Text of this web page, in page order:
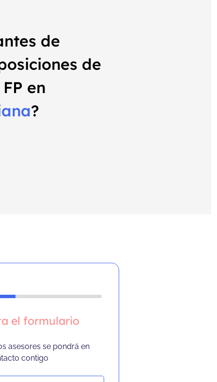
de
de
en
?
el formulario
asesores se pondrá en
contigo